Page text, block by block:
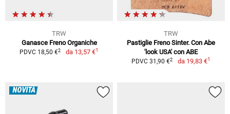
TRW
Ganasce Freno Organiche
PDVC 18,50 €2 da 13,57 €1
TRW
Pastiglie Freno Sinter. Con Abe
'look USA' con ABE
PDVC 31,90 €2 da 19,83 €1
NOVITÀ